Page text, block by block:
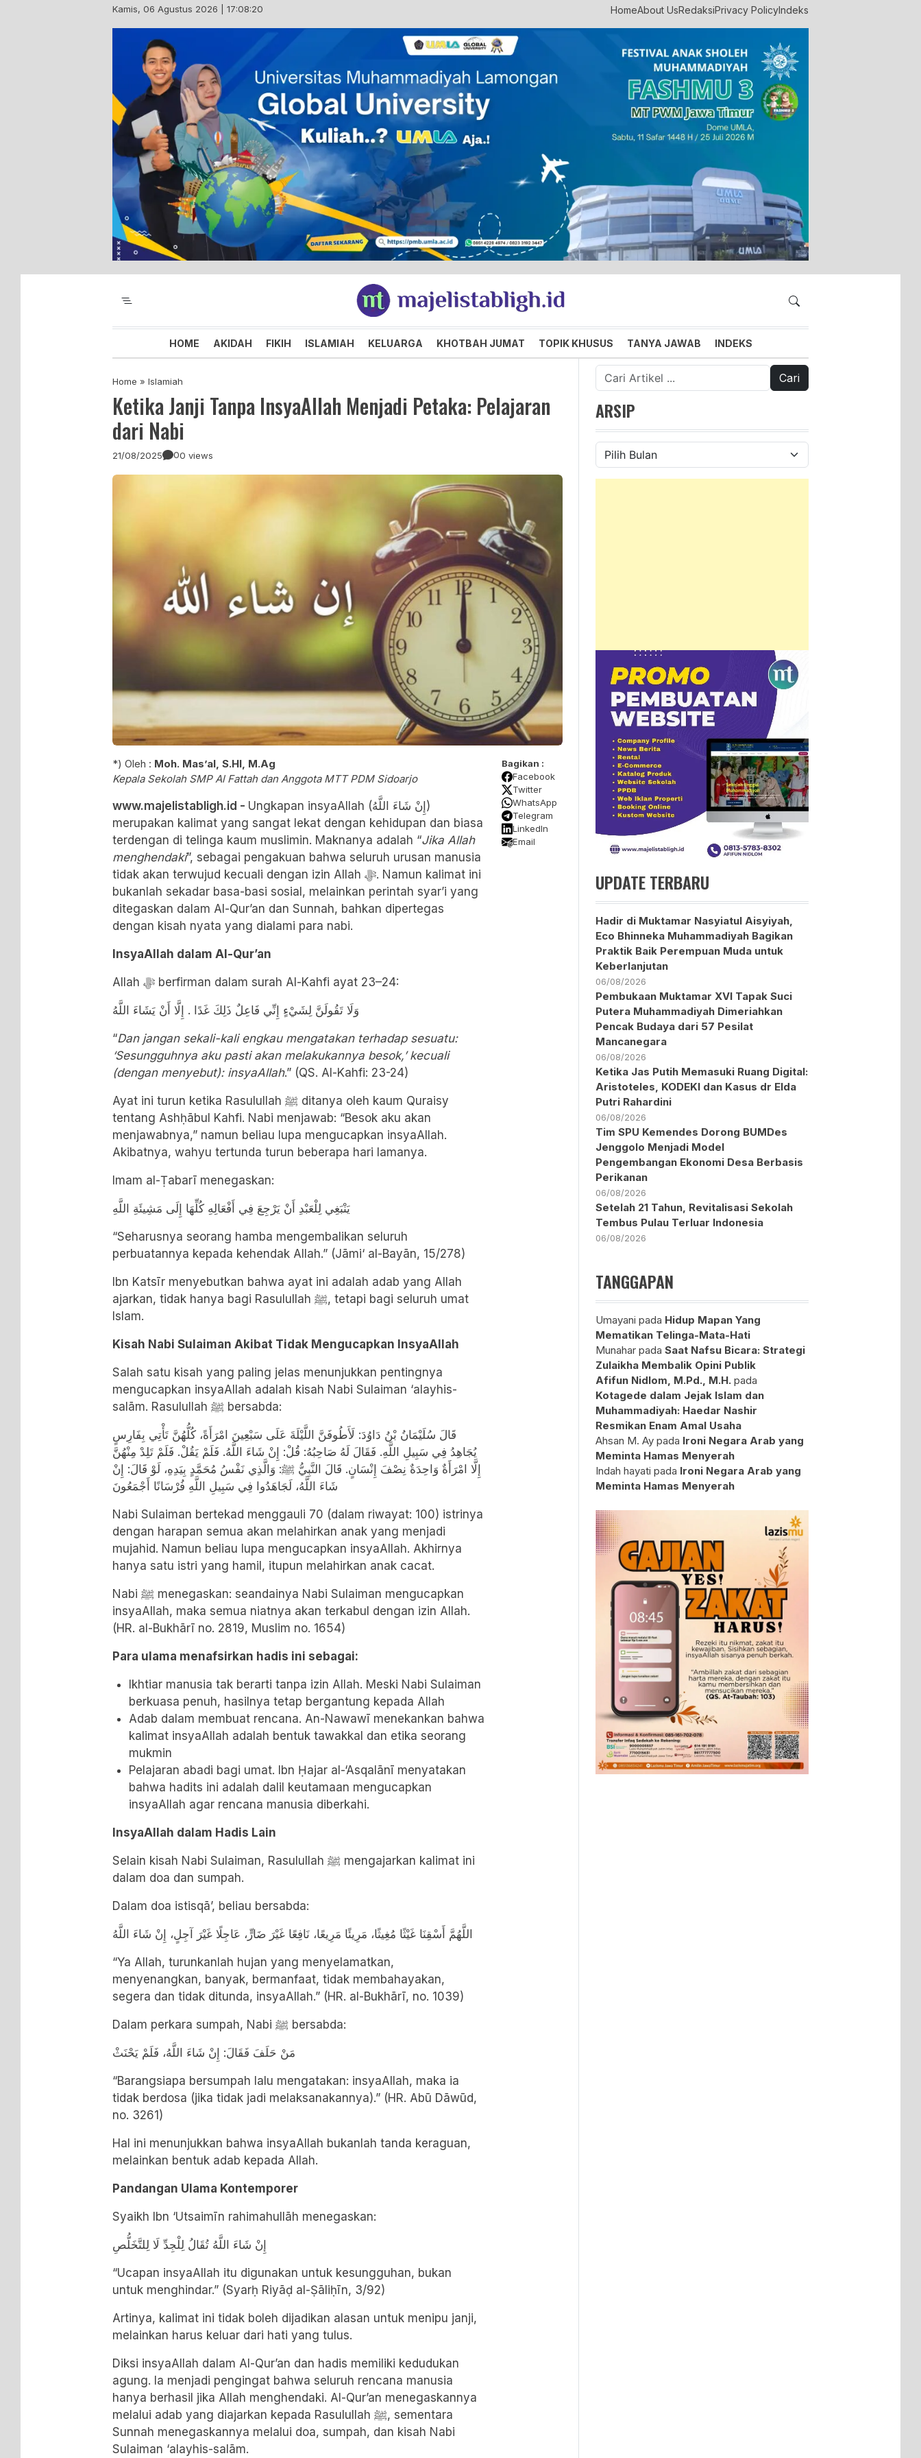
Kamis, 06 Agustus 2026 | 17:08:21 HomeAbout UsRedaksiPrivacy PolicyIndeks
Majelis Tabligh Muhammadiyah
Syiar Dakwah Islam Berkemajuan dan Menggembirakan
HOME AKIDAH FIKIH ISLAMIAH KELUARGA KHOTBAH JUMAT TOPIK KHUSUS TANYA JAWAB INDEKS
Home » Islamiah
Ketika Janji Tanpa InsyaAllah Menjadi Petaka: Pelajaran
dari Nabi
21/08/2025 00 views
*) Oleh : Moh. Mas’al, S.HI, M.Ag
Kepala Sekolah SMP Al Fattah dan Anggota MTT PDM Sidoarjo
www.majelistabligh.id - Ungkapan insyaAllah (إِنْ شَاءَ اللَّهُ)
merupakan kalimat yang sangat lekat dengan kehidupan dan biasa
terdengan di telinga kaum muslimin. Maknanya adalah “Jika Allah
menghendaki”, sebagai pengakuan bahwa seluruh urusan manusia
tidak akan terwujud kecuali dengan izin Allah ﷻ. Namun kalimat ini
bukanlah sekadar basa-basi sosial, melainkan perintah syar’i yang
ditegaskan dalam Al-Qur’an dan Sunnah, bahkan dipertegas
dengan kisah nyata yang dialami para nabi.
InsyaAllah dalam Al-Qur’an
Allah ﷻ berfirman dalam surah Al-Kahfi ayat 23–24:
وَلَا تَقُولَنَّ لِشَيْءٍ إِنِّي فَاعِلٌ ذَلِكَ غَدًا . إِلَّا أَنْ يَشَاءَ اللَّهُ
“Dan jangan sekali-kali engkau mengatakan terhadap sesuatu:
‘Sesungguhnya aku pasti akan melakukannya besok,’ kecuali
(dengan menyebut): insyaAllah.” (QS. Al-Kahfi: 23-24)
Ayat ini turun ketika Rasulullah ﷺ ditanya oleh kaum Quraisy
tentang Ashḥābul Kahfi. Nabi menjawab: “Besok aku akan
menjawabnya,” namun beliau lupa mengucapkan insyaAllah.
Akibatnya, wahyu tertunda turun beberapa hari lamanya.
Imam al-Ṭabarī menegaskan:
يَنْبَغِي لِلْعَبْدِ أَنْ يَرْجِعَ فِي أَفْعَالِهِ كُلِّهَا إِلَى مَشِيئَةِ اللَّهِ
“Seharusnya seorang hamba mengembalikan seluruh
perbuatannya kepada kehendak Allah.” (Jāmi‘ al-Bayān, 15/278)
Ibn Katsīr menyebutkan bahwa ayat ini adalah adab yang Allah
ajarkan, tidak hanya bagi Rasulullah ﷺ, tetapi bagi seluruh umat
Islam.
Kisah Nabi Sulaiman Akibat Tidak Mengucapkan InsyaAllah
Salah satu kisah yang paling jelas menunjukkan pentingnya
mengucapkan insyaAllah adalah kisah Nabi Sulaiman ‘alayhis-
salām. Rasulullah ﷺ bersabda:
قَالَ سُلَيْمَانُ بْنُ دَاوُدَ: لَأَطُوفَنَّ اللَّيْلَةَ عَلَى سَبْعِينَ امْرَأَةً، كُلُّهُنَّ تَأْتِي بِفَارِسٍ
يُجَاهِدُ فِي سَبِيلِ اللَّهِ. فَقَالَ لَهُ صَاحِبُهُ: قُلْ: إِنْ شَاءَ اللَّهُ. فَلَمْ يَقُلْ. فَلَمْ تَلِدْ مِنْهُنَّ
إِلَّا امْرَأَةٌ وَاحِدَةٌ نِصْفَ إِنْسَانٍ. قَالَ النَّبِيُّ ﷺ: وَالَّذِي نَفْسُ مُحَمَّدٍ بِيَدِهِ، لَوْ قَالَ: إِنْ
شَاءَ اللَّهُ، لَجَاهَدُوا فِي سَبِيلِ اللَّهِ فُرْسَانًا أَجْمَعُونَ
Nabi Sulaiman bertekad menggauli 70 (dalam riwayat: 100) istrinya
dengan harapan semua akan melahirkan anak yang menjadi
mujahid. Namun beliau lupa mengucapkan insyaAllah. Akhirnya
hanya satu istri yang hamil, itupun melahirkan anak cacat.
Nabi ﷺ menegaskan: seandainya Nabi Sulaiman mengucapkan
insyaAllah, maka semua niatnya akan terkabul dengan izin Allah.
(HR. al-Bukhārī no. 2819, Muslim no. 1654)
Para ulama menafsirkan hadis ini sebagai:
Ikhtiar manusia tak berarti tanpa izin Allah. Meski Nabi Sulaiman
berkuasa penuh, hasilnya tetap bergantung kepada Allah
Adab dalam membuat rencana. An-Nawawī menekankan bahwa
kalimat insyaAllah adalah bentuk tawakkal dan etika seorang
mukmin
Pelajaran abadi bagi umat. Ibn Ḥajar al-‘Asqalānī menyatakan
bahwa hadits ini adalah dalil keutamaan mengucapkan
insyaAllah agar rencana manusia diberkahi.
InsyaAllah dalam Hadis Lain
Selain kisah Nabi Sulaiman, Rasulullah ﷺ mengajarkan kalimat ini
dalam doa dan sumpah.
Dalam doa istisqā’, beliau bersabda:
اللَّهُمَّ أَسْقِنَا غَيْثًا مُغِيثًا، مَرِيئًا مَرِيعًا، نَافِعًا غَيْرَ ضَارٍّ، عَاجِلًا غَيْرَ آجِلٍ، إِنْ شَاءَ اللَّهُ
“Ya Allah, turunkanlah hujan yang menyelamatkan,
menyenangkan, banyak, bermanfaat, tidak membahayakan,
segera dan tidak ditunda, insyaAllah.” (HR. al-Bukhārī, no. 1039)
Dalam perkara sumpah, Nabi ﷺ bersabda:
مَنْ حَلَفَ فَقَالَ: إِنْ شَاءَ اللَّهُ، فَلَمْ يَحْنَثْ
“Barangsiapa bersumpah lalu mengatakan: insyaAllah, maka ia
tidak berdosa (jika tidak jadi melaksanakannya).” (HR. Abū Dāwūd,
no. 3261)
Hal ini menunjukkan bahwa insyaAllah bukanlah tanda keraguan,
melainkan bentuk adab kepada Allah.
Pandangan Ulama Kontemporer
Syaikh Ibn ‘Utsaimīn rahimahullāh menegaskan:
إِنْ شَاءَ اللَّهُ تُقَالُ لِلْجِدِّ لَا لِلتَّخَلُّصِ
“Ucapan insyaAllah itu digunakan untuk kesungguhan, bukan
untuk menghindar.” (Syarḥ Riyāḍ al-Ṣāliḥīn, 3/92)
Artinya, kalimat ini tidak boleh dijadikan alasan untuk menipu janji,
melainkan harus keluar dari hati yang tulus.
Diksi insyaAllah dalam Al-Qur’an dan hadis memiliki kedudukan
agung. Ia menjadi pengingat bahwa seluruh rencana manusia
hanya berhasil jika Allah menghendaki. Al-Qur’an menegaskannya
melalui adab yang diajarkan kepada Rasulullah ﷺ, sementara
Sunnah menegaskannya melalui doa, sumpah, dan kisah Nabi
Sulaiman ‘alayhis-salām.
Bagikan :
Facebook
Twitter
WhatsApp
Telegram
LinkedIn
Email
Cari
untuk:
ARSIP
Arsip
UPDATE TERBARU
Hadir di Muktamar Nasyiatul Aisyiyah,
Eco Bhinneka Muhammadiyah Bagikan
Praktik Baik Perempuan Muda untuk
Keberlanjutan
06/08/2026
Pembukaan Muktamar XVI Tapak Suci
Putera Muhammadiyah Dimeriahkan
Pencak Budaya dari 57 Pesilat
Mancanegara
06/08/2026
Ketika Jas Putih Memasuki Ruang Digital:
Aristoteles, KODEKI dan Kasus dr Elda
Putri Rahardini
06/08/2026
Tim SPU Kemendes Dorong BUMDes
Jenggolo Menjadi Model
Pengembangan Ekonomi Desa Berbasis
Perikanan
06/08/2026
Setelah 21 Tahun, Revitalisasi Sekolah
Tembus Pulau Terluar Indonesia
06/08/2026
TANGGAPAN
Umayani pada Hidup Mapan Yang
Mematikan Telinga-Mata-Hati
Munahar padaSaat Nafsu Bicara: Strategi
Zulaikha Membalik Opini Publik
Afifun Nidlom, M.Pd., M.H. pada
Kotagede dalam Jejak Islam dan
Muhammadiyah: Haedar Nashir
Resmikan Enam Amal Usaha
Ahsan M. Ay pada Ironi Negara Arab yang
Meminta Hamas Menyerah
Indah hayati pada Ironi Negara Arab yang
Meminta Hamas Menyerah